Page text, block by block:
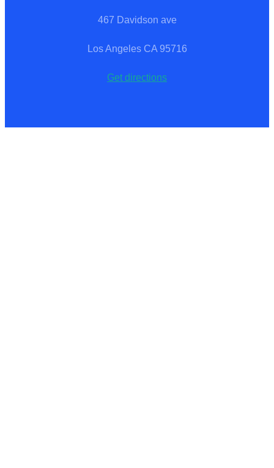
467 Davidson ave
Los Angeles CA 95716
Get directions